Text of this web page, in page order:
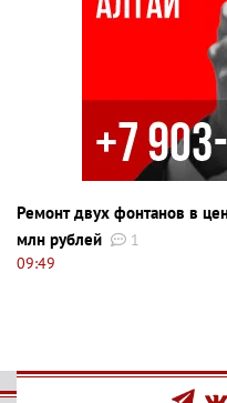
Ремонт двух фонтанов в
млн рублей
1
09:49